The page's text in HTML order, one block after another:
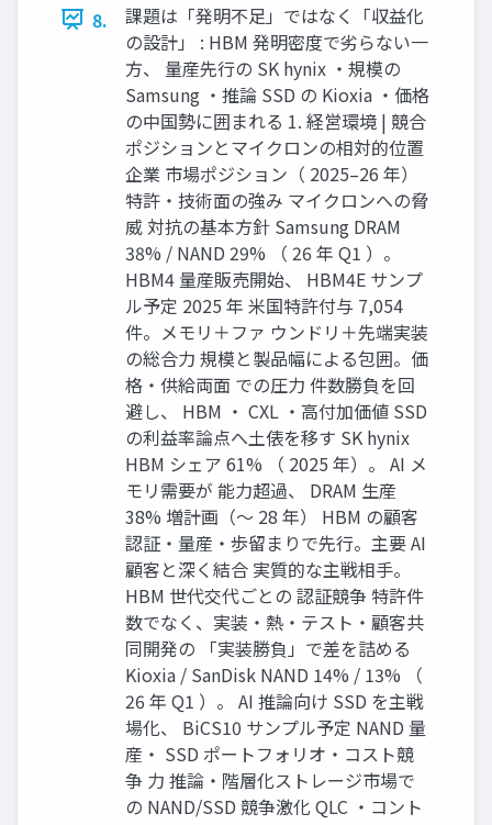
8.
課題は「発明不足」ではなく「収益化
の設計」 : HBM 発明密度で劣らない一
方、 量産先行の SK hynix ・規模の
Samsung ・推論 SSD の Kioxia ・価格
の中国勢に囲まれる 1. 経営環境 | 競合
ポジションとマイクロンの相対的位置
企業 市場ポジション（ 2025–26 年）
特許・技術面の強み マイクロンへの脅
威 対抗の基本方針 Samsung DRAM
38% / NAND 29% （ 26 年 Q1 ）。
HBM4 量産販売開始、 HBM4E サンプ
ル予定 2025 年 米国特許付与 7,054
件。メモリ＋ファ ウンドリ＋先端実装
の総合力 規模と製品幅による包囲。価
格・供給両面 での圧力 件数勝負を回
避し、 HBM ・ CXL ・高付加価値 SSD
の利益率論点へ土俵を移す SK hynix
HBM シェア 61% （ 2025 年）。 AI メ
モリ需要が 能力超過、 DRAM 生産
38% 増計画（〜 28 年） HBM の顧客
認証・量産・歩留まりで先行。主要 AI
顧客と深く結合 実質的な主戦相手。
HBM 世代交代ごとの 認証競争 特許件
数でなく、実装・熱・テスト・顧客共
同開発の 「実装勝負」で差を詰める
Kioxia / SanDisk NAND 14% / 13% （
26 年 Q1 ）。 AI 推論向け SSD を主戦
場化、 BiCS10 サンプル予定 NAND 量
産・ SSD ポートフォリオ・コスト競
争 力 推論・階層化ストレージ市場で
の NAND/SSD 競争激化 QLC ・コント